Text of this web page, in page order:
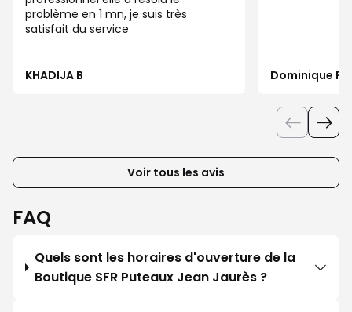
problème en 1 mn, je suis très
satisfait du service
KHADIJA B Dominique P
Voir tous les avis
FAQ
Quels sont les horaires d'ouverture de la
Boutique SFR Puteaux Jean Jaurès ?